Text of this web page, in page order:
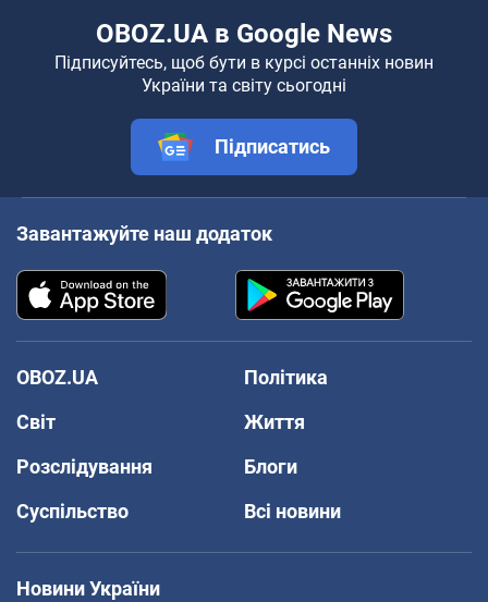
OBOZ.UA в Google News
Підписуйтесь, щоб бути в курсі останніх новин
України та світу сьогодні
Підписатись
Завантажуйте наш додаток
OBOZ.UA
Політика
Світ
Життя
Розслідування
Блоги
Суспільство
Всі новини
Новини України